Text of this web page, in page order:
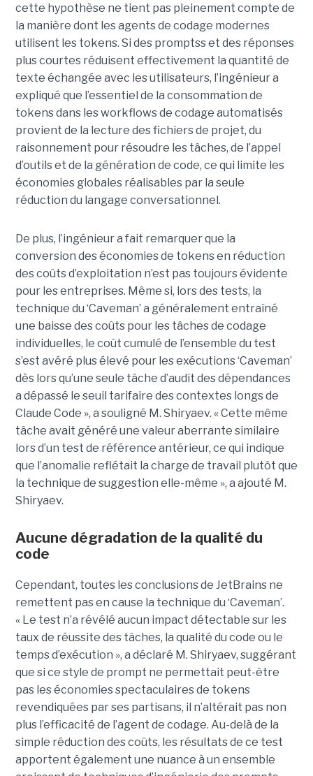
cette hypothèse ne tient pas pleinement compte de
la manière dont les agents de codage modernes
utilisent les tokens. Si des promptss et des réponses
plus courtes réduisent effectivement la quantité de
texte échangée avec les utilisateurs, l’ingénieur a
expliqué que l’essentiel de la consommation de
tokens dans les workflows de codage automatisés
provient de la lecture des fichiers de projet, du
raisonnement pour résoudre les tâches, de l’appel
d’outils et de la génération de code, ce qui limite les
économies globales réalisables par la seule
réduction du langage conversationnel.
De plus, l’ingénieur a fait remarquer que la
conversion des économies de tokens en réduction
des coûts d’exploitation n’est pas toujours évidente
pour les entreprises. Même si, lors des tests, la
technique du ‘Caveman’ a généralement entraîné
une baisse des coûts pour les tâches de codage
individuelles, le coût cumulé de l’ensemble du test
s’est avéré plus élevé pour les exécutions ‘Caveman’
dès lors qu’une seule tâche d’audit des dépendances
a dépassé le seuil tarifaire des contextes longs de
Claude Code », a souligné M. Shiryaev. « Cette même
tâche avait généré une valeur aberrante similaire
lors d’un test de référence antérieur, ce qui indique
que l’anomalie reflétait la charge de travail plutôt que
la technique de suggestion elle-même », a ajouté M.
Shiryaev.
Aucune dégradation de la qualité du
code
Cependant, toutes les conclusions de JetBrains ne
remettent pas en cause la technique du ‘Caveman’.
« Le test n’a révélé aucun impact détectable sur les
taux de réussite des tâches, la qualité du code ou le
temps d’exécution », a déclaré M. Shiryaev, suggérant
que si ce style de prompt ne permettait peut-être
pas les économies spectaculaires de tokens
revendiquées par ses partisans, il n’altérait pas non
plus l’efficacité de l’agent de codage. Au-delà de la
simple réduction des coûts, les résultats de ce test
apportent également une nuance à un ensemble